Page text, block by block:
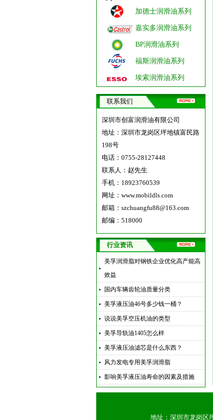
加德士润滑油系列
嘉实多润滑油系列
BP润滑油系列
福斯润滑油系列
埃索润滑油系列
联系我们
深圳市创富润滑油有限公司
地址：深圳市龙岗区坪地镇富民路
198号
电话：0755-28127448
联系人：赵先生
手机：18923760539
网址： www.mobildls.com
邮箱：szchuangfu88@163.com
邮编：518000
行业资讯
美孚润滑脂对钢铁企业优化高产能高
效益
国内车辆齿轮油质量分类
美孚液压油46号多少钱一桶？
说说美孚空压机油的类型
美孚导轨油1405怎么样
美孚液压油滤芯是什么东西？
风力发电专用美孚润滑脂
影响美孚液压油寿命的因素及措施
地址：深圳市龙岗